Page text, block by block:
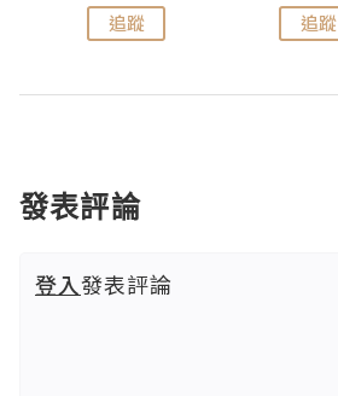
追蹤 追蹤
發表評論
登入發表評論